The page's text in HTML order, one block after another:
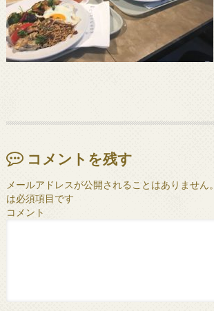
コメントを残す
メールアドレスが公開されることはありません。
は必須項目です
コメント